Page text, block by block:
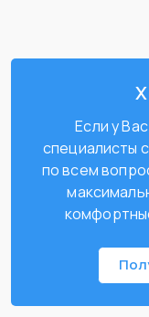
Если у
специалисты
по всем